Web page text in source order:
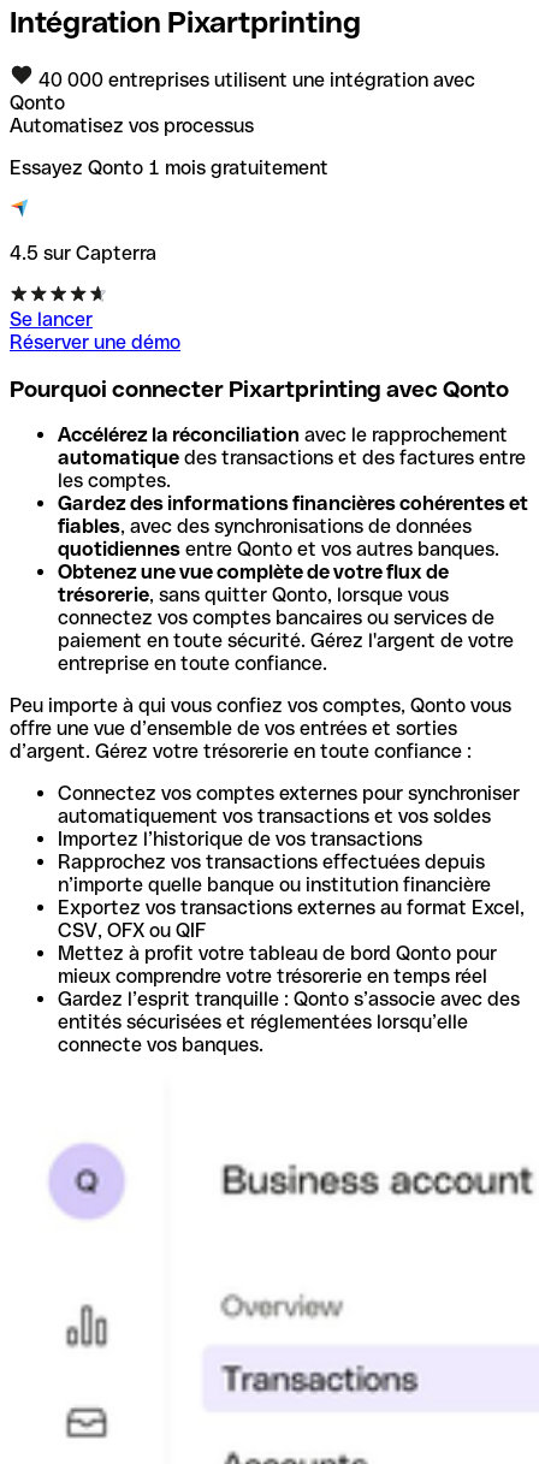
Intégration Pixartprinting
40 000 entreprises utilisent une intégration avec
Qonto
Automatisez vos processus
Essayez Qonto 1 mois gratuitement
4.5 sur Capterra
Se lancer
Réserver une démo
Pourquoi connecter Pixartprinting avec Qonto
Accélérez la réconciliation avec le rapprochement
automatique des transactions et des factures entre
les comptes.
Gardez des informations financières cohérentes et
fiables, avec des synchronisations de données
quotidiennes entre Qonto et vos autres banques.
Obtenez une vue complète de votre flux de
trésorerie, sans quitter Qonto, lorsque vous
connectez vos comptes bancaires ou services de
paiement en toute sécurité. Gérez l'argent de votre
entreprise en toute confiance.
Peu importe à qui vous confiez vos comptes, Qonto vous
offre une vue d’ensemble de vos entrées et sorties
d’argent. Gérez votre trésorerie en toute confiance :
Connectez vos comptes externes pour synchroniser
automatiquement vos transactions et vos soldes
Importez l’historique de vos transactions
Rapprochez vos transactions effectuées depuis
n’importe quelle banque ou institution financière
Exportez vos transactions externes au format Excel,
CSV, OFX ou QIF
Mettez à profit votre tableau de bord Qonto pour
mieux comprendre votre trésorerie en temps réel
Gardez l’esprit tranquille : Qonto s’associe avec des
entités sécurisées et réglementées lorsqu’elle
connecte vos banques.